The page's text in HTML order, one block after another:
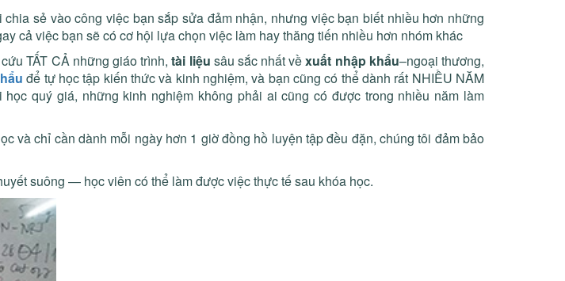
sẻ vào công việc bạn sắp sửa đảm nhận, nhưng việc bạn biết nhiều hơn những
cả việc bạn sẽ có cơ hội lựa chọn việc làm hay thăng tiến nhiều hơn nhóm khác
TẤT CẢ những giáo trình, tài liệu sâu sắc nhất vềxuất nhập khẩu–ngoại thương,
để tự học tập kiến thức và kinh nghiệm, và bạn cũng có thể dành rất NHIỀU NĂM
quý giá, những kinh nghiệm không phải ai cũng có được trong nhiều năm làm
và chỉ cần dành mỗi ngày hơn 1 giờ đồng hồ luyện tập đều đặn, chúng tôi đảm bảo
suông — học viên có thể làm được việc thực tế sau khóa học.